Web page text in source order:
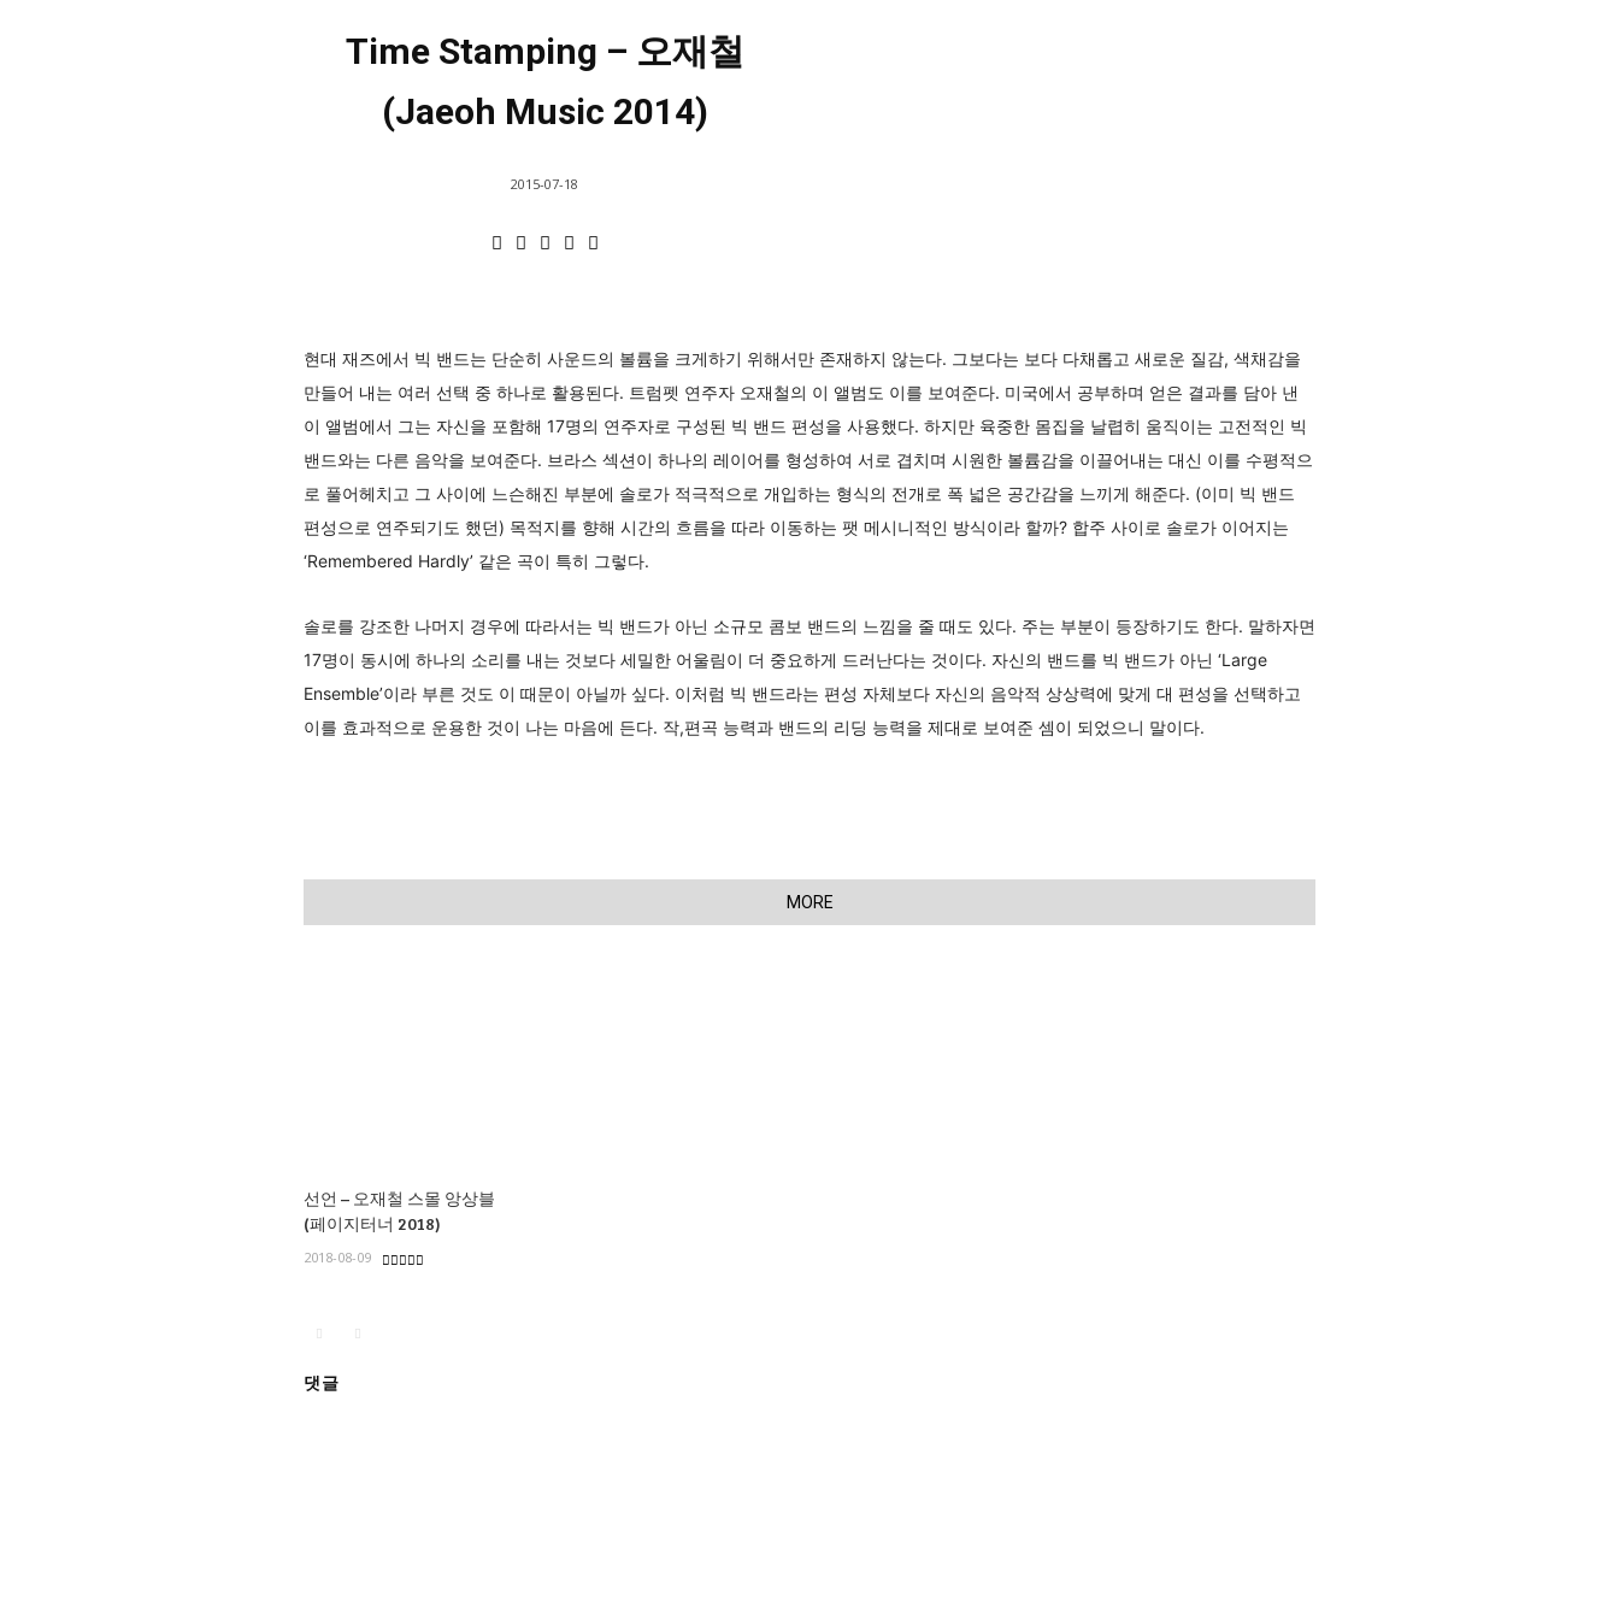
Time Stamping – 오재철
(Jaeoh Music 2014)
2015-07-18
현대 재즈에서 빅 밴드는 단순히 사운드의 볼륨을 크게하기 위해서만 존재하지 않는다. 그보다는 보다 다채롭고 새로운 질감, 색채감을
만들어 내는 여러 선택 중 하나로 활용된다. 트럼펫 연주자 오재철의 이 앨범도 이를 보여준다. 미국에서 공부하며 얻은 결과를 담아 낸
이 앨범에서 그는 자신을 포함해 17명의 연주자로 구성된 빅 밴드 편성을 사용했다. 하지만 육중한 몸집을 날렵히 움직이는 고전적인 빅
밴드와는 다른 음악을 보여준다. 브라스 섹션이 하나의 레이어를 형성하여 서로 겹치며 시원한 볼륨감을 이끌어내는 대신 이를 수평적으
로 풀어헤치고 그 사이에 느슨해진 부분에 솔로가 적극적으로 개입하는 형식의 전개로 폭 넓은 공간감을 느끼게 해준다. (이미 빅 밴드
편성으로 연주되기도 했던) 목적지를 향해 시간의 흐름을 따라 이동하는 팻 메시니적인 방식이라 할까? 합주 사이로 솔로가 이어지는
‘Remembered Hardly’ 같은 곡이 특히 그렇다.
솔로를 강조한 나머지 경우에 따라서는 빅 밴드가 아닌 소규모 콤보 밴드의 느낌을 줄 때도 있다. 주는 부분이 등장하기도 한다. 말하자면
17명이 동시에 하나의 소리를 내는 것보다 세밀한 어울림이 더 중요하게 드러난다는 것이다. 자신의 밴드를 빅 밴드가 아닌 ‘Large
Ensemble’이라 부른 것도 이 때문이 아닐까 싶다. 이처럼 빅 밴드라는 편성 자체보다 자신의 음악적 상상력에 맞게 대 편성을 선택하고
이를 효과적으로 운용한 것이 나는 마음에 든다. 작,편곡 능력과 밴드의 리딩 능력을 제대로 보여준 셈이 되었으니 말이다.
MORE
선언 – 오재철 스몰 앙상블
(페이지터너 2018)
2018-08-09
댓글